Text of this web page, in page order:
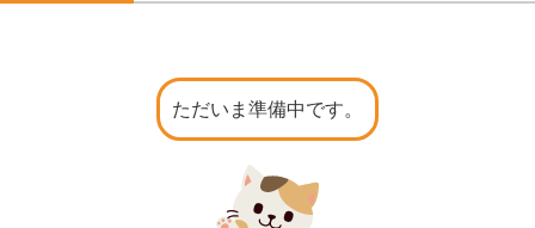
ただいま準備中です。